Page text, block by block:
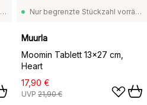
Nur begrenzte Stückzahl vorrätig Nur begrenzte Stückzahl vorrätig
Muurla
Moomin Tablett 13x27 cm,
Heart
17,90 €
UVP 21,90 €